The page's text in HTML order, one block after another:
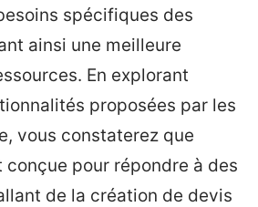
spécifiques des
ainsi une meilleure
En explorant
proposées par les
vous constaterez que
pour répondre à des
de la création de devis